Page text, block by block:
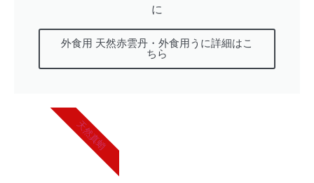
に
外食用 天然赤雲丹・外食用うに詳細はこ
ちら
天然真蛸